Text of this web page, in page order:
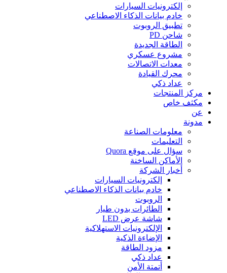
إلكترونيات السيارات
خادم بيانات الذكاء الاصطناعي
تطبيق الروبوت
شاحن PD
الطاقة الجديدة
مشروع عسكري
معدات الاتصالات
محرك القيادة
عداد ذكي
مركز المنتجات
مكثف خاص
عن
مدونة
معلومات الصناعة
التعليمات
سؤال على موقع Quora
الأماكن الساخنة
أخبار الشركة
إلكترونيات السيارات
خادم بيانات الذكاء الاصطناعي
الروبوت
الطائرات بدون طيار
شاشة عرض LED
الإلكترونيات الاستهلاكية
الإضاءة الذكية
مزود الطاقة
عداد ذكي
أتمتة الأمن